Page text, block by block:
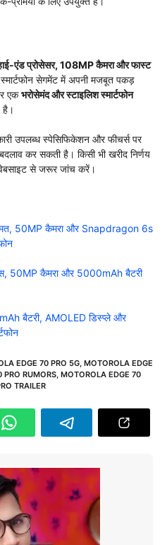
एंड प्रोसेसर, 108MP कैमरा और फास्ट
सेगमेंट में अपनी मजबूत पकड़
एकभरोसेमंद और स्टाइलिश स्मार्टफोन
है।
उपलब्ध स्पेसिफिकेशन और फीचर्स पर
कर सकती है। किसी भी खरीद निर्णय
से जरूर जांच करें।
50MP कैमरा और Snapdragon 6s
50MP कैमरा और 5000mAh बैटरी
बैटरी, AMOLED डिस्प्ले और
EDGE 70 PRO 5G, MOTOROLA EDGE
PRO RUMORS, MOTOROLA EDGE 70
TRAILER